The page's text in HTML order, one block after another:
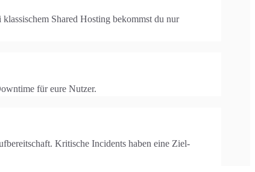
Shared Hosting bekommst du nur
für eure Nutzer.
Kritische Incidents haben eine Ziel-